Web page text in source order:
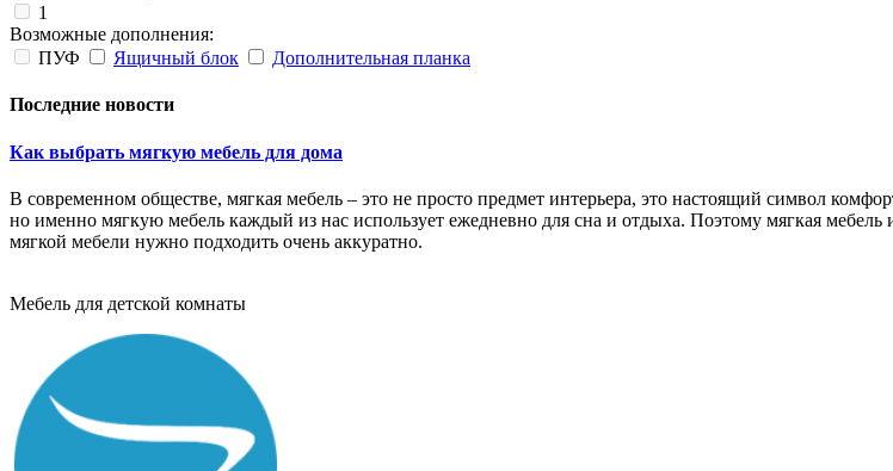
1
Возможные дополнения:
ПУФ
Ящичный блок Дополнительная планка
Последние новости
Как выбрать мягкую мебель для дома
В современном обществе, мягкая мебель – это не просто предмет интерьера, это настоящий символ
но именно мягкую мебель каждый из нас использует ежедневно для сна и отдыха. Поэтому мягкая
мягкой мебели нужно подходить очень аккуратно.
Мебель для детской комнаты